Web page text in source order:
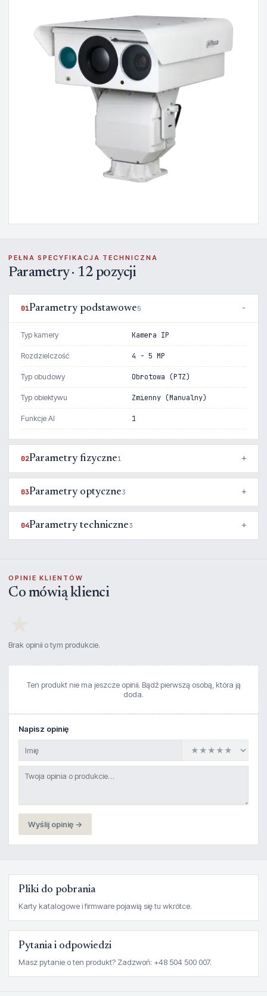
PEŁNA SPECYFIKACJA TECHNICZNA
Parametry · 12 pozycji
01Parametry podstawowe5
Typ kamery Kamera IP
Rozdzielczość 4 - 5 MP
Typ obudowy Obrotowa (PTZ)
Typ obiektywu Zmienny (Manualny)
Funkcje AI 1
02Parametry fizyczne1
03Parametry optyczne3
04Parametry techniczne3
OPINIE KLIENTÓW
Co mówią klienci
Brak opinii o tym produkcie.
Ten produkt nie ma jeszcze opinii. Bądź pierwszą osobą, która ją
doda.
Napisz opinię
Wyślij opinię →
Pliki do pobrania
Karty katalogowe i firmware pojawią się tu wkrótce.
Pytania i odpowiedzi
Masz pytanie o ten produkt? Zadzwoń: +48 504 500 007.